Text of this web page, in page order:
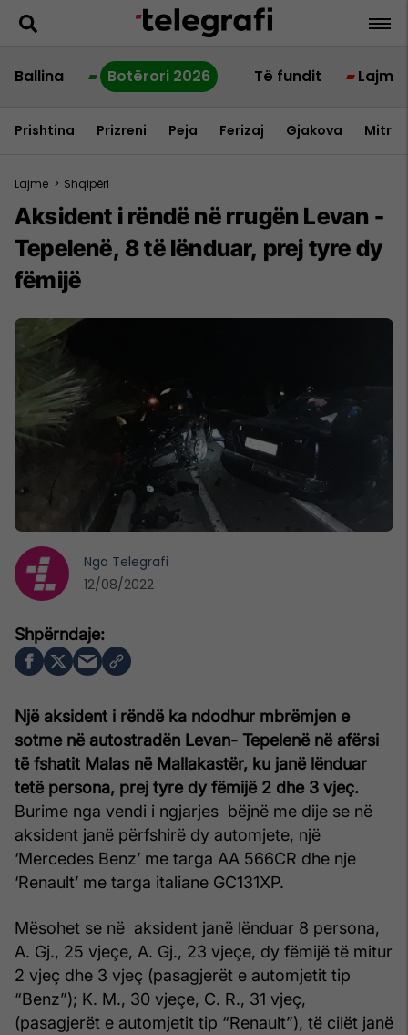
Ballina Botërori 2026 Të fundit Lajme
Prishtina Prizreni Peja Ferizaj Gjakova
Lajme > Shqipëri
Aksident i rëndë në rrugën Levan -
Tepelenë, 8 të lënduar, prej tyre dy
fëmijë
Një aksident i rëndë ka ndodhur mbrëmjen e
sotme në autostradën Levan- Tepelenë në afërsi
të fshatit Malas në Mallakastër, ku janë lënduar
tetë persona, prej tyre dy fëmijë 2 dhe 3 vjeç.
Burime nga vendi i ngjarjes bëjnë me dije se në
aksident janë përfshirë dy automjete, një
‘Mercedes Benz’ me targa AA 566CR dhe nje
‘Renault’ me targa italiane GC131XP.
Mësohet se në aksident janë lënduar 8 persona,
A. Gj., 25 vjeçe, A. Gj., 23 vjeçe, dy fëmijë të mitur
2 vjeç dhe 3 vjeç (pasagjerët e automjetit tip
“Benz”); K. M., 30 vjeçe, C. R., 31 vjeç,
(pasagjerët e automjetit tip “Renault”), të cilët janë
Nga Telegrafi
12/08/2022